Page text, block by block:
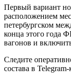
Первый вариант
расположением
петербургском
конца этого года
вагонов и
Следите
состава в